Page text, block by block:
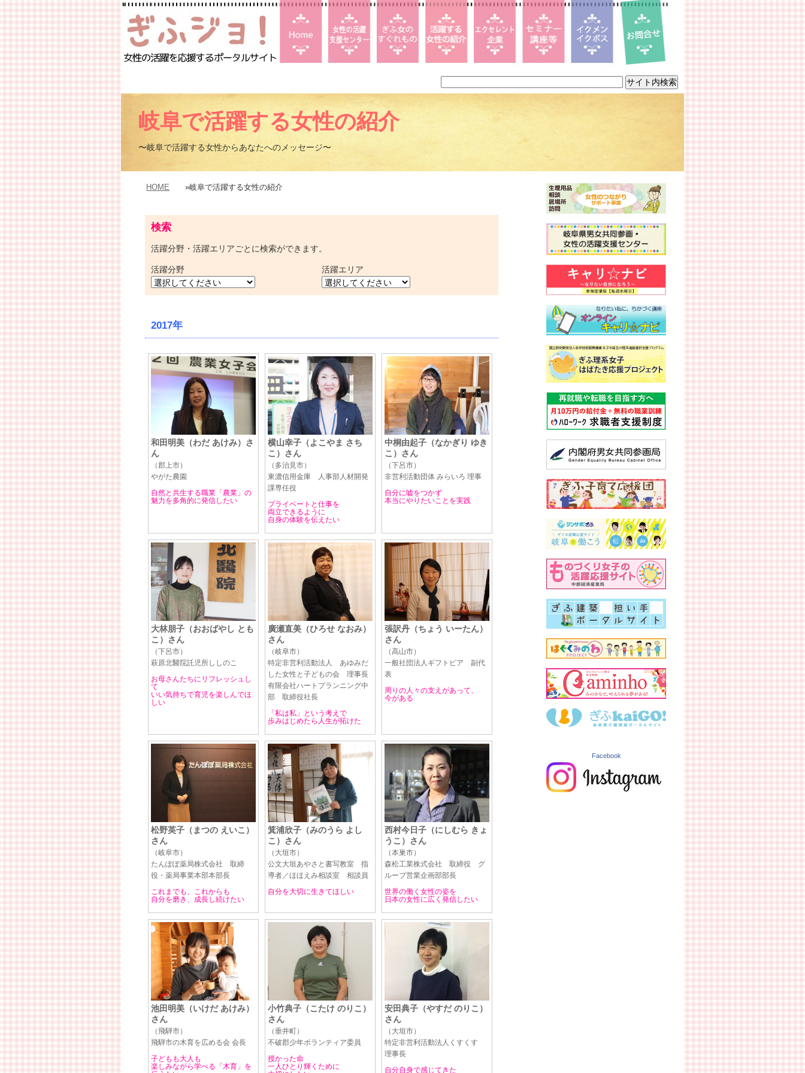
岐阜で活躍する女性の紹介
〜岐阜で活躍する女性からあなたへのメッセージ〜
HOME »岐阜で活躍する女性の紹介
検索
活躍分野・活躍エリアごとに検索ができます。
活躍分野 活躍エリア
2017年
和田明美（わだ あけみ）さ
ん
（郡上市）
やがた農園
自然と共生する職業「農業」の
魅力を多角的に発信したい
横山幸子（よこやま さち
こ）さん
（多治見市）
東濃信用金庫 人事部人材開発
課専任役
プライベートと仕事を
両立できるように
自身の体験を伝えたい
中桐由起子（なかぎり ゆき
こ）さん
（下呂市）
非営利活動団体 みらいろ 理事
自分に嘘をつかず
本当にやりたいことを実践
大林朋子（おおばやし とも
こ）さん
（下呂市）
萩原北醫院託児所ししのこ
お母さんたちにリフレッシュし
て
いい気持ちで育児を楽しんでほ
しい
廣瀬直美（ひろせ なおみ）
さん
（岐阜市）
特定非営利活動法人 あゆみだ
した女性と子どもの会 理事長
有限会社ハートプランニング中
部 取締役社長
「私は私」という考えで
歩みはじめたら人生が拓けた
張訳丹（ちょう いーたん）
さん
（高山市）
一般社団法人ギフトピア 副代
表
周りの人々の支えがあって、
今がある
松野英子（まつの えいこ）
さん
（岐阜市）
たんぽぽ薬局株式会社 取締
役・薬局事業本部本部長
これまでも、これからも
自分を磨き、成長し続けたい
箕浦欣子（みのうら よし
こ）さん
（大垣市）
公文大垣あやさと書写教室 指
導者／ほほえみ相談室 相談員
自分を大切に生きてほしい
西村今日子（にしむら きょ
うこ）さん
（本巣市）
森松工業株式会社 取締役 グ
ループ営業企画部部長
世界の働く女性の姿を
日本の女性に広く発信したい
池田明美（いけだ あけみ）
さん
（飛騨市）
飛騨市の木育を広める会 会長
子どもも大人も
楽しみながら学べる「木育」を
小竹典子（こたけ のりこ）
さん
（垂井町）
不破郡少年ボランティア委員
授かった命
一人ひとり輝くために
安田典子（やすだ のりこ）
さん
（大垣市）
特定非営利活動法人くすくす
理事長
自分自身で感じてきた
Facebook